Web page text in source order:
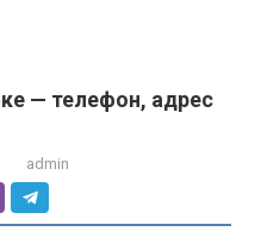
— телефон, адрес
admin